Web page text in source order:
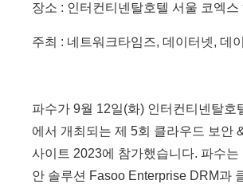
장소 : 인터컨티넨탈호텔 서울 코엑스
주최 : 네트워크타임즈, 데이터넷, 데
파수가 9월 12일(화) 인터컨티넨탈호
에서 개최되는 제 5회 클라우드 보안
사이트 2023에 참가했습니다. 파수는
안 솔루션 Fasoo Enterprise DRM과